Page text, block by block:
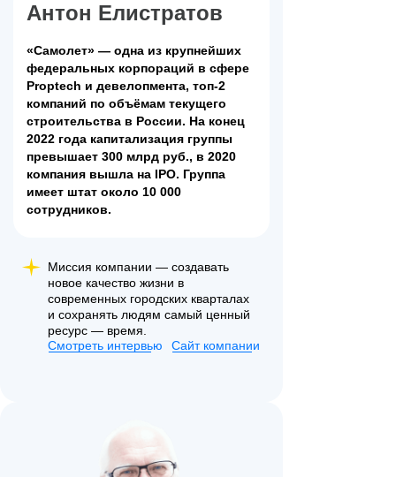
Антон Елистратов
«Самолет» — одна из крупнейших
федеральных корпораций в сфере
Proptech и девелопмента, топ-2
компаний по объёмам текущего
строительства в России. На конец
2022 года капитализация группы
превышает 300 млрд руб., в 2020
компания вышла на IPO. Группа
имеет штат около 10 000
сотрудников.
Миссия компании — создавать
новое качество жизни в
современных городских кварталах
и сохранять людям самый ценный
ресурс — время.
Смотреть интервью
Сайт компании